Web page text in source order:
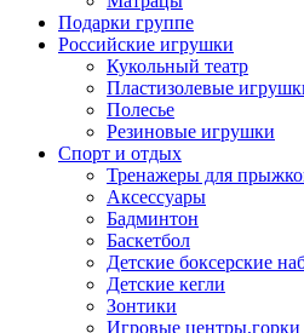
Подарки группе
Российские игрушки
Кукольный театр
Пластизолевые
Полесье
Резиновые игрушки
Спорт и отдых
Тренажеры для
Аксессуары
Бадминтон
Баскетбол
Детские боксерские
Детские кегли
Зонтики
Игровые центры,горки